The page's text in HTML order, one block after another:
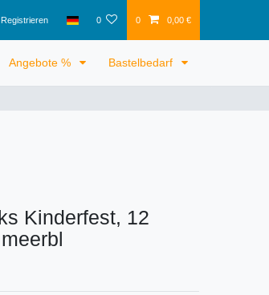
Registrieren 0 0 0,00 €
Angebote % Bastelbedarf
Kinderfest, 12